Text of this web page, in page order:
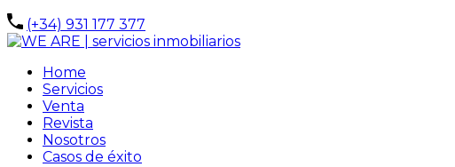
(+34) 931 177 377
Home
Servicios
Venta
Revista
Nosotros
Casos de éxito